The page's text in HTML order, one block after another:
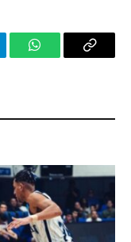
WhatsAppCopy